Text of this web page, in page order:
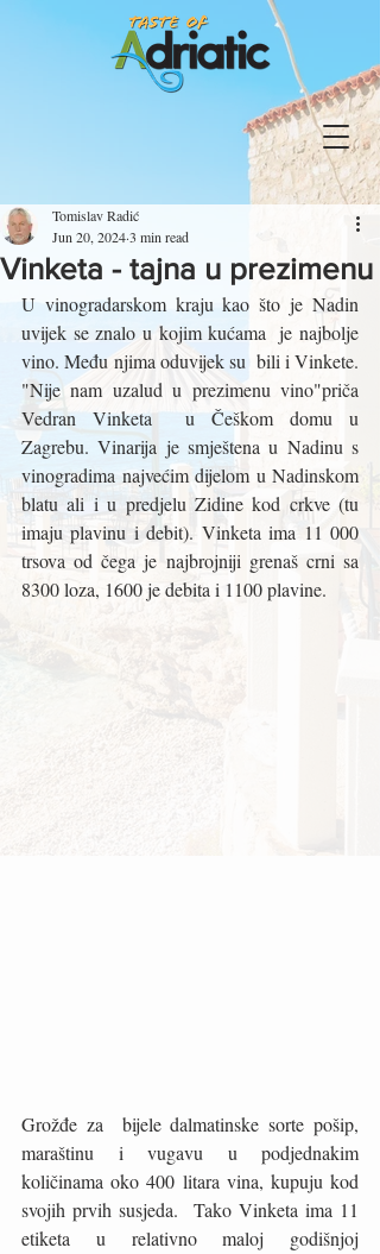
Vinketa - tajna u prezimenu
Tomislav Radić
Jun 20, 20243 min read
U vinogradarskom kraju kao što je Nadin
uvijek se znalo u kojim kućama  je najbolje
vino. Među njima oduvijek su  bili i Vinkete.
"Nije nam uzalud u prezimenu vino"priča
Vedran Vinketa  u Češkom domu u
Zagrebu. Vinarija je smještena u Nadinu s
vinogradima najvećim dijelom u Nadinskom
blatu ali i u predjelu Zidine kod crkve (tu
imaju plavinu i debit). Vinketa ima 11 000
trsova od čega je najbrojniji grenaš crni sa
8300 loza, 1600 je debita i 1100 plavine.
Grožđe za  bijele dalmatinske sorte pošip,
maraštinu i vugavu u podjednakim
količinama oko 400 litara vina, kupuju kod
svojih prvih susjeda.  Tako Vinketa ima 11
etiketa u relativno maloj godišnjoj